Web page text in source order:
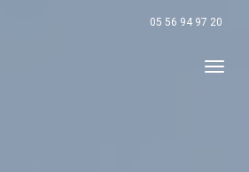
05 56 94 97 20